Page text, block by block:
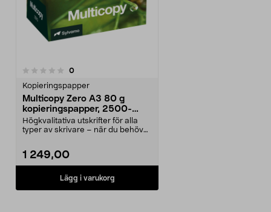
0recensioner
Kopieringspapper
Multicopy Zero A3 80 g
kopieringspapper, 2500-
pack
Högkvalitativa utskrifter för alla
typer av skrivare – när du behöver
1 249,00
Lägg i varukorg